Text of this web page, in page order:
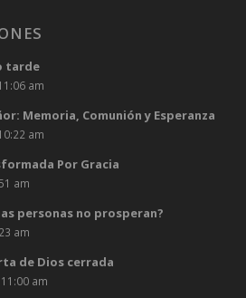
tarde
am
Memoria, Comunión y Esperanza
am
Por Gracia
am
personas no prosperan?
am
de Dios cerrada
am